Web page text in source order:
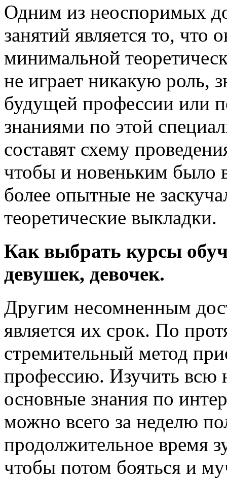
Одним из неоспоримых
занятий является то, что
минимальной
не играет никакую роль,
будущей профессии или
знаниями по этой
составят схему
чтобы и новеньким было
более опытные не
теоретические выкладки.
Как выбрать курсы
девушек, девочек.
Другим несомненным
является их срок. По
стремительный метод
профессию. Изучить
основные знания по
можно всего за неделю
продолжительное время
чтобы потом бояться и